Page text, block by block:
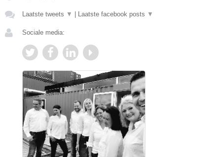
Laatste tweets ▼ Laatste facebook posts ▼
Sociale media: